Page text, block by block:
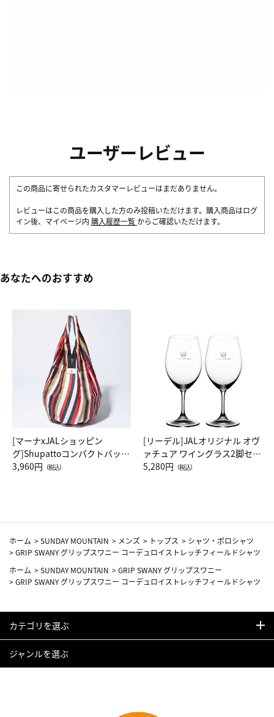
ユーザーレビュー
この商品に寄せられたカスタマーレビューはまだありません。
レビューはこの商品を購入した方のみ投稿いただけます。購入商品はログ
イン後、マイページ内 購入履歴一覧 からご確認いただけます。
あなたへのおすすめ
[マーナxJALショッピン
グ]Shupattoコンパクトバッグ
Drop JAL客室乗務員（LC）ス
3,960円 （税込）
[リーデル]JALオリジナル オヴ
ァチュア ワイングラス2脚セッ
ト（レッドワイン）
5,280円 （税込）
ホーム >SUNDAY MOUNTAIN > メンズ > トップス > シャツ・ポロシャツ
>GRIP SWANY グリップスワニー コーデュロイストレッチフィールドシャツ
ホーム >SUNDAY MOUNTAIN >GRIP SWANY グリップスワニー
>GRIP SWANY グリップスワニー コーデュロイストレッチフィールドシャツ
カテゴリを選ぶ
ジャンルを選ぶ